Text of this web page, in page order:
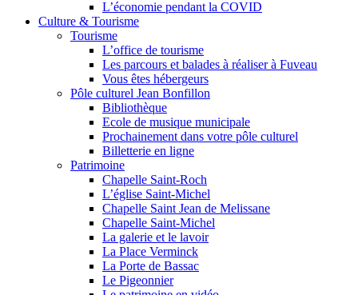
L’économie pendant la COVID
Culture & Tourisme
Tourisme
L’office de tourisme
Les parcours et balades à réaliser à Fuveau
Vous êtes hébergeurs
Pôle culturel Jean Bonfillon
Bibliothèque
Ecole de musique municipale
Prochainement dans votre pôle culturel
Billetterie en ligne
Patrimoine
Chapelle Saint-Roch
L’église Saint-Michel
Chapelle Saint Jean de Melissane
Chapelle Saint-Michel
La galerie et le lavoir
La Place Verminck
La Porte de Bassac
Le Pigeonnier